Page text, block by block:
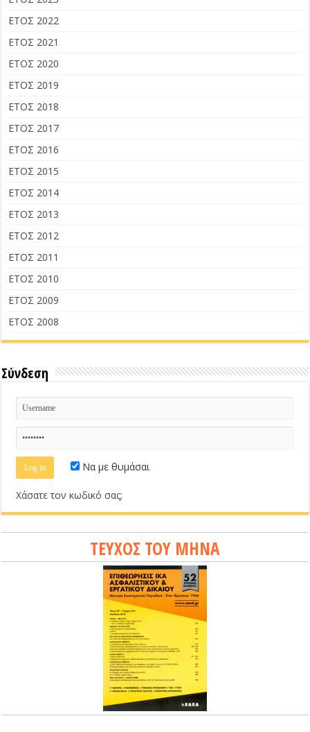
ΕΤΟΣ 2022
ΕΤΟΣ 2021
ΕΤΟΣ 2020
ΕΤΟΣ 2019
ΕΤΟΣ 2018
ΕΤΟΣ 2017
ΕΤΟΣ 2016
ΕΤΟΣ 2015
ΕΤΟΣ 2014
ΕΤΟΣ 2013
ΕΤΟΣ 2012
ΕΤΟΣ 2011
ΕΤΟΣ 2010
ΕΤΟΣ 2009
ΕΤΟΣ 2008
Σύνδεση
Να με θυμάσαι
Χάσατε τον κωδικό σας;
ΤΕΥΧΟΣ ΤΟΥ ΜΗΝΑ